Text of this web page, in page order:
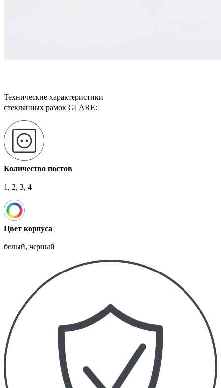
Технические характеристики
стеклянных рамок GLARE:
Количество постов
1, 2, 3, 4
Цвет корпуса
белый, черный